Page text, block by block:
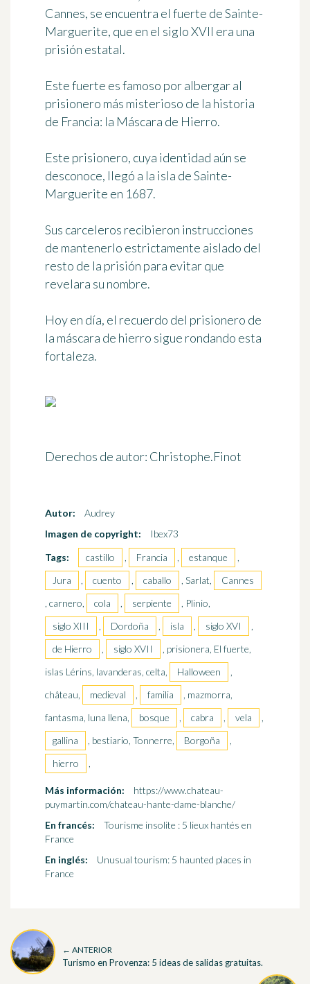
Cannes, se encuentra el fuerte de Sainte-
Marguerite, que en el siglo XVII era una
prisión estatal.
Este fuerte es famoso por albergar al
prisionero más misterioso de la historia
de Francia: la Máscara de Hierro.
Este prisionero, cuya identidad aún se
desconoce, llegó a la isla de Sainte-
Marguerite en 1687.
Sus carceleros recibieron instrucciones
de mantenerlo estrictamente aislado del
resto de la prisión para evitar que
revelara su nombre.
Hoy en día, el recuerdo del prisionero de
la máscara de hierro sigue rondando esta
fortaleza.
Derechos de autor: Christophe.Finot
Autor:
Audrey
Imagen de copyright:
Ibex73
Tags:
castillo , Francia , estanque
,
Jura
, cuento , caballo , Sarlat,
Cannes
, carnero,
cola , serpiente
, Plinio,
siglo XIII
, Dordoña , isla , siglo XVI
,
de Hierro
, siglo XVII
, prisionera, El fuerte,
islas Lérins, lavanderas, celta,
Halloween
,
château,
medieval , familia
, mazmorra,
fantasma, luna llena,
bosque , cabra , vela
,
gallina
, bestiario, Tonnerre, Borgoña
,
hierro
,
Más información:
https://www.chateau-
puymartin.com/chateau-hante-dame-blanche/
En francés:
Tourisme insolite : 5 lieux hantés en
France
En inglés:
Unusual tourism: 5 haunted places in
France
← ANTERIOR
Turismo en Provenza: 5 ideas de salidas gratuitas.